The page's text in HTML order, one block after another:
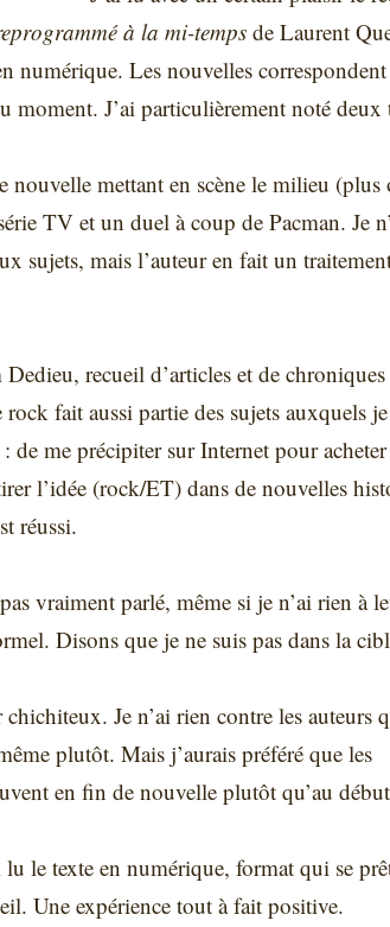
à la mi-temps de Laurent
numérique. Les nouvelles
moment. J’ai particulièrement noté deux
nouvelle mettant en scène le milieu (plus
TV et un duel à coup de Pacman. Je
sujets, mais l’auteur en fait un
Dedieu, recueil d’articles et de
fait aussi partie des sujets auxquels
de me précipiter sur Internet pour
l’idée (rock/ET) dans de nouvelles
réussi.
vraiment parlé, même si je n’ai rien à
Disons que je ne suis pas dans la
Je n’ai rien contre les auteurs
plutôt. Mais j’aurais préféré que les
en fin de nouvelle plutôt qu’au
le texte en numérique, format qui se
Une expérience tout à fait positive.